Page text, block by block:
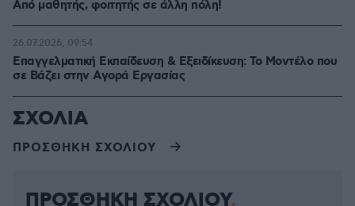
Από μαθητής, φοιτητής σε άλλη πόλη!
Επαγγελματική Εκπαίδευση & Εξειδίκευση: Το Mοντέλο που
σε Bάζει στην Aγορά Eργασίας
26.07.2026, 09:54
ΣΧΟΛΙΑ
ΠΡΟΣΘΗΚΗ ΣΧΟΛΙΟΥ
ΠΡΟΣΘΗΚΗ ΣΧΟΛΙΟΥ